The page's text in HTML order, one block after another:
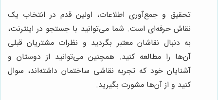
تحقیق و جمع‌آوری اطلاعات، اولین قدم در انتخاب یک
نقاش حرفه‌ای است. شما می‌توانید با جستجو در اینترنت،
به دنبال نقاشان معتبر بگردید و نظرات مشتریان قبلی
آن‌ها را مطالعه کنید. همچنین می‌توانید از دوستان و
آشنایان خود که تجربه نقاشی ساختمان داشته‌اند، سوال
کنید و از آن‌ها مشورت بگیرید.